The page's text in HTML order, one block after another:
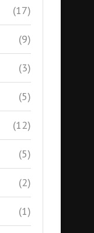
(17)
(9)
(3)
(5)
(12)
(5)
(2)
(1)